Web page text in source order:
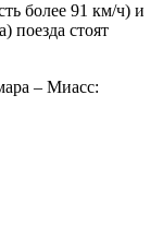
более 91 км/ч) и
поезда стоят
– Миасс: